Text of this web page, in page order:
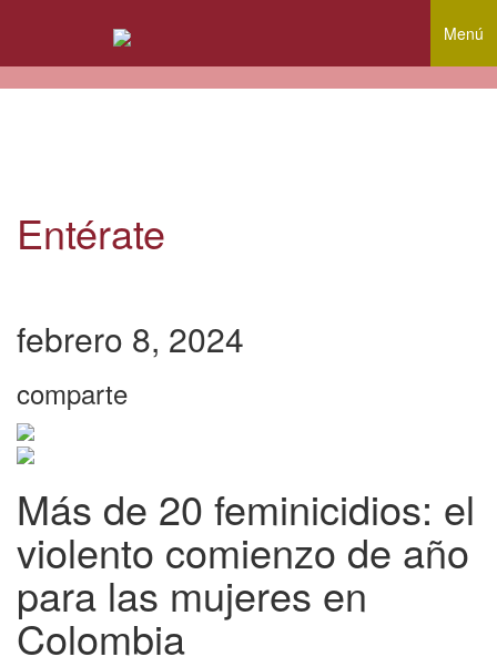
Menú
Entérate
febrero 8, 2024
comparte
Más de 20 feminicidios: el
violento comienzo de año
para las mujeres en
Colombia